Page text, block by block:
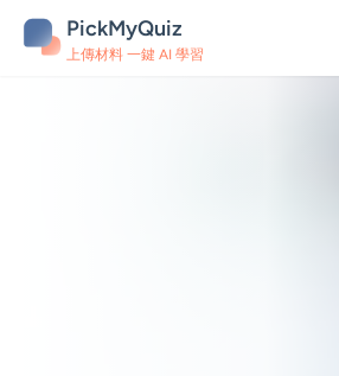
PickMyQuiz
上傳材料 一鍵 AI 學習